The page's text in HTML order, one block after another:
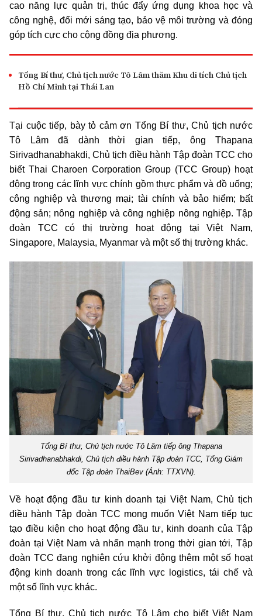
cao năng lực quản trị, thúc đẩy ứng dụng khoa học và
công nghệ, đổi mới sáng tạo, bảo vệ môi trường và đóng
góp tích cực cho cộng đồng địa phương.
Tổng Bí thư, Chủ tịch nước Tô Lâm thăm Khu di tích Chủ tịch
Hồ Chí Minh tại Thái Lan
Tại cuộc tiếp, bày tỏ cảm ơn Tổng Bí thư, Chủ tịch nước
Tô Lâm đã dành thời gian tiếp, ông Thapana
Sirivadhanabhakdi, Chủ tịch điều hành Tập đoàn TCC cho
biết Thai Charoen Corporation Group (TCC Group) hoạt
động trong các lĩnh vực chính gồm thực phẩm và đồ uống;
công nghiệp và thương mại; tài chính và bảo hiểm; bất
động sản; nông nghiệp và công nghiệp nông nghiệp. Tập
đoàn TCC có thị trường hoạt động tại Việt Nam,
Singapore, Malaysia, Myanmar và một số thị trường khác.
Tổng Bí thư, Chủ tịch nước Tô Lâm tiếp ông Thapana
Sirivadhanabhakdi, Chủ tịch điều hành Tập đoàn TCC, Tổng Giám
đốc Tập đoàn ThaiBev (Ảnh: TTXVN).
Về hoạt động đầu tư kinh doanh tại Việt Nam, Chủ tịch
điều hành Tập đoàn TCC mong muốn Việt Nam tiếp tục
tạo điều kiện cho hoạt động đầu tư, kinh doanh của Tập
đoàn tại Việt Nam và nhấn mạnh trong thời gian tới, Tập
đoàn TCC đang nghiên cứu khởi động thêm một số hoạt
động kinh doanh trong các lĩnh vực logistics, tái chế và
một số lĩnh vực khác.
Tổng Bí thư, Chủ tịch nước Tô Lâm cho biết Việt Nam